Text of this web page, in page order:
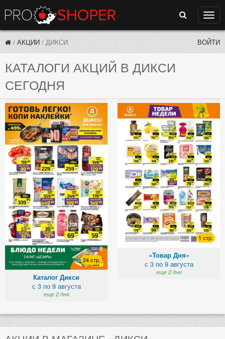
Поиск
/ АКЦИИ / ДИКСИ ВОЙТИ
КАТАЛОГИ АКЦИЙ В ДИКСИ
СЕГОДНЯ
24 стр.
Каталог Дикси
с 3 по 9 августа
еще 2 дня
1 стр.
«Товар Дня»
с 3 по 9 августа
еще 2 дня